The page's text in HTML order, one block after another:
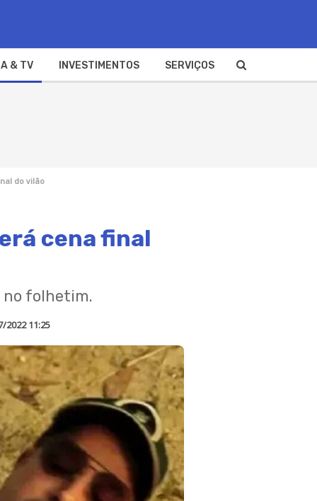
& TV INVESTIMENTOS SERVIÇOS
do vilão
cena final
no folhetim.
2022 11:25